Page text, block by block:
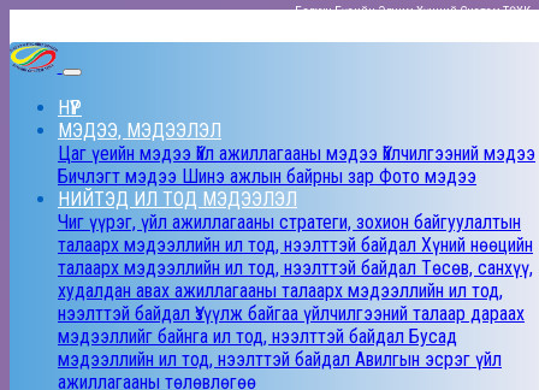
Баруун Бүсийн Эрчим Хүчний Систем ТӨХК
НҮҮР
МЭДЭЭ, МЭДЭЭЛЭЛ
Цаг үеийн мэдээ Үйл ажиллагааны мэдээ Үйлчилгээний мэдээ
Бичлэгт мэдээ Шинэ ажлын байрны зар Фото мэдээ
НИЙТЭД ИЛ ТОД МЭДЭЭЛЭЛ
Чиг үүрэг, үйл ажиллагааны стратеги, зохион байгуулалтын
талаарх мэдээллийн ил тод, нээлттэй байдал Хүний нөөцийн
талаарх мэдээллийн ил тод, нээлттэй байдал Төсөв, санхүү,
худалдан авах ажиллагааны талаарх мэдээллийн ил тод,
нээлттэй байдал Үзүүлж байгаа үйлчилгээний талаар дараах
мэдээллийг байнга ил тод, нээлттэй байдал Бусад
мэдээллийн ил тод, нээлттэй байдал Авилгын эсрэг үйл
ажиллагааны төлөвлөгөө